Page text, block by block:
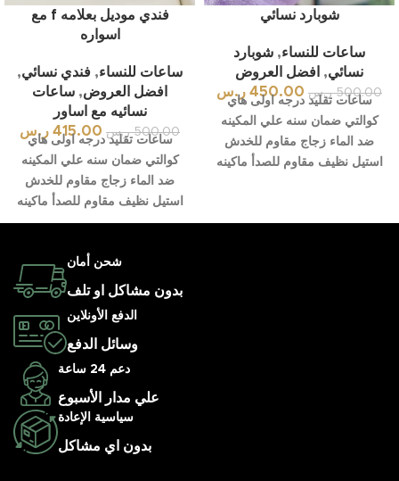
شوبارد نسائي
ساعات للنساء, شوبارد
نسائي, افضل العروض
500.00 ر.س 450.00 ر.س
ساعات تقليد درجه اولى هاي
كوالتي ضمان سنه علي المكينه
ضد الماء زجاج مقاوم للخدش
استيل نظيف مقاوم للصدأ ماكينه
فندي موديل بعلامه f مع
اسواره
ساعات للنساء, فندي نسائي,
افضل العروض, ساعات
نسائيه مع اساور
500.00 ر.س 415.00 ر.س
ساعات تقليد درجه اولى هاي
كوالتي ضمان سنه علي المكينه
ضد الماء زجاج مقاوم للخدش
استيل نظيف مقاوم للصدأ ماكينه
شحن أمان
بدون مشاكل او تلف
الدفع الأونلاين
وسائل الدفع
دعم 24 ساعة
علي مدار الأسبوع
سياسية الإعادة
بدون اي مشاكل